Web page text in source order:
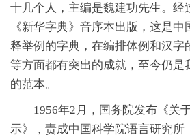
十几个人，主编是魏建功先生。经
《新华字典》音序本出版，这是
释举例的字典，在编排体例和汉字
等方面都有突出的成就，至今仍是
的范本。
1956年2月，国务院发布《关
示》，责成中国科学院语言研究所